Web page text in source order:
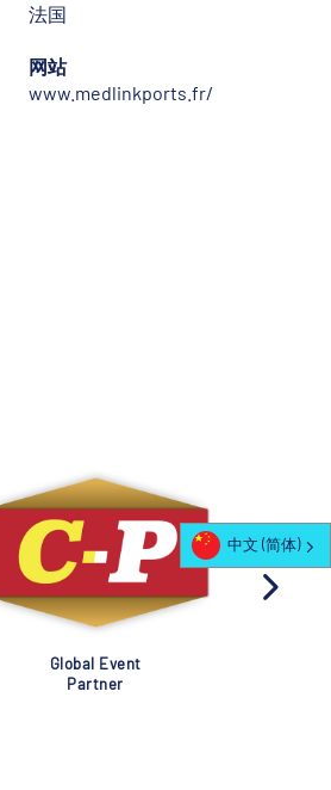
法国
网站
www.medlinkports.fr/
Global Event
Partner
中文 (简体)